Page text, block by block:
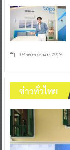
18 พฤษภาคม 2026
ข่าวทั่วไทย